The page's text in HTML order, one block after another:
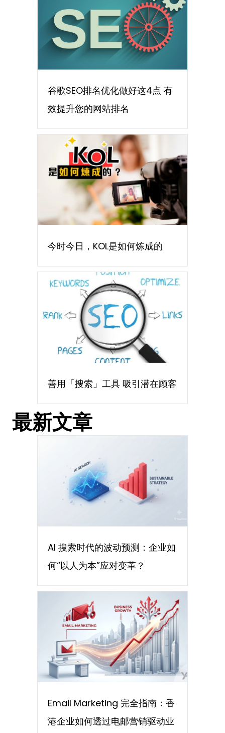
谷歌SEO排名优化做好这4点 有
效提升您的网站排名
今时今日，KOL是如何炼成的
善用「搜索」工具 吸引潜在顾客
最新文章
AI 搜索时代的波动预测：企业如
何“以人为本”应对变革？
Email Marketing 完全指南：香
港企业如何透过电邮营销驱动业